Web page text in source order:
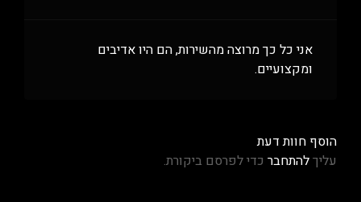
אני כל כך מרוצה מהשירות, הם היו אדיבים
ומקצועיים.
הוסף חוות דעת
עליךלהתחבר כדי לפרסם ביקורת.